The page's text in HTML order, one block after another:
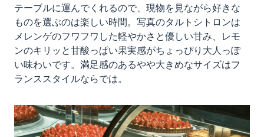
テーブルに運んでくれるので、現物を見ながら好きな
ものを選ぶのは楽しい時間。写真のタルトシトロンは
メレンゲのフワフワした軽やかさと優しい甘み、レモ
ンのキリッと甘酸っぱい果実感がちょっぴり大人っぽ
い味わいです。満足感のあるやや大きめなサイズはフ
ランススタイルならでは。